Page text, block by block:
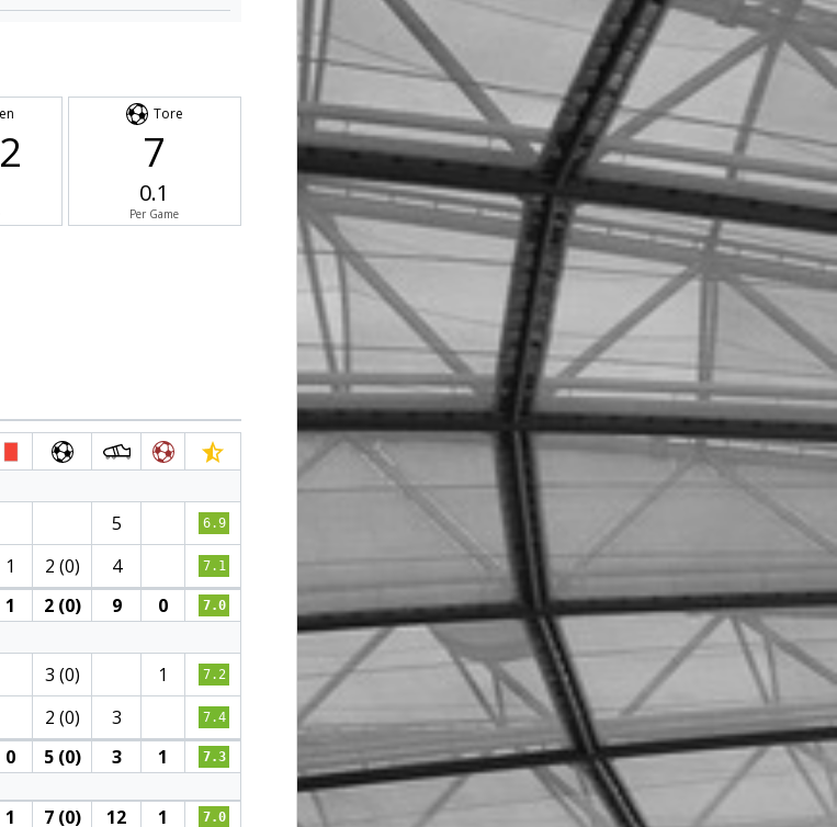
Tore
7
0.1
Per Game
5 6.9
1 2 (0) 4 7.1
1 2 (0) 9 0 7.0
3 (0) 1 7.2
2 (0) 3 7.4
0 5 (0) 3 1 7.3
1 7 (0) 12 1 7.0